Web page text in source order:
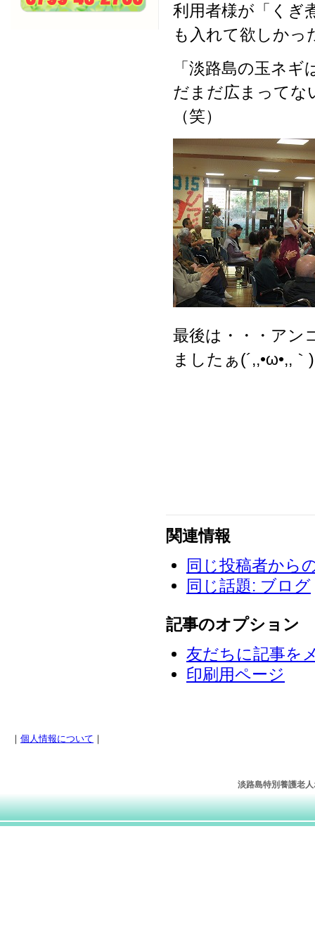
利用者様が「くぎ
も入れて欲しか
「淡路島の玉ネ
だまだ広まってな
（笑）
最後は・・・アン
ましたぁ(´,,•ω•,,｀)
関連情報
同じ投稿者から
同じ話題: ブログ
記事のオプション
友だちに記事を
印刷用ページ
｜ 個人情報について ｜
淡路島特別養護老